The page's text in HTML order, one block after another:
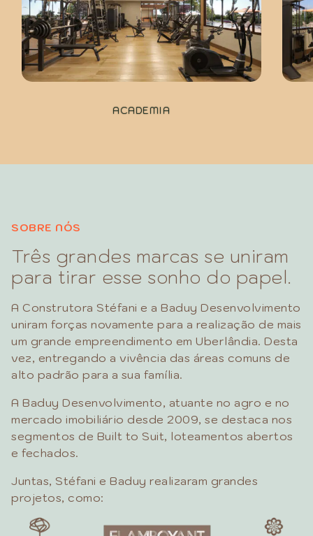
ACADEMIA
SOBRE NÓS
Três grandes marcas se uniram
para tirar esse sonho do papel.
A Construtora Stéfani e a Baduy Desenvolvimento
uniram forças novamente para a realização de mais
um grande empreendimento em Uberlândia. Desta
vez, entregando a vivência das áreas comuns de
alto padrão para a sua família.
A Baduy Desenvolvimento, atuante no agro e no
mercado imobiliário desde 2009, se destaca nos
segmentos de Built to Suit, loteamentos abertos
e fechados.
Juntas, Stéfani e Baduy realizaram grandes
projetos, como: